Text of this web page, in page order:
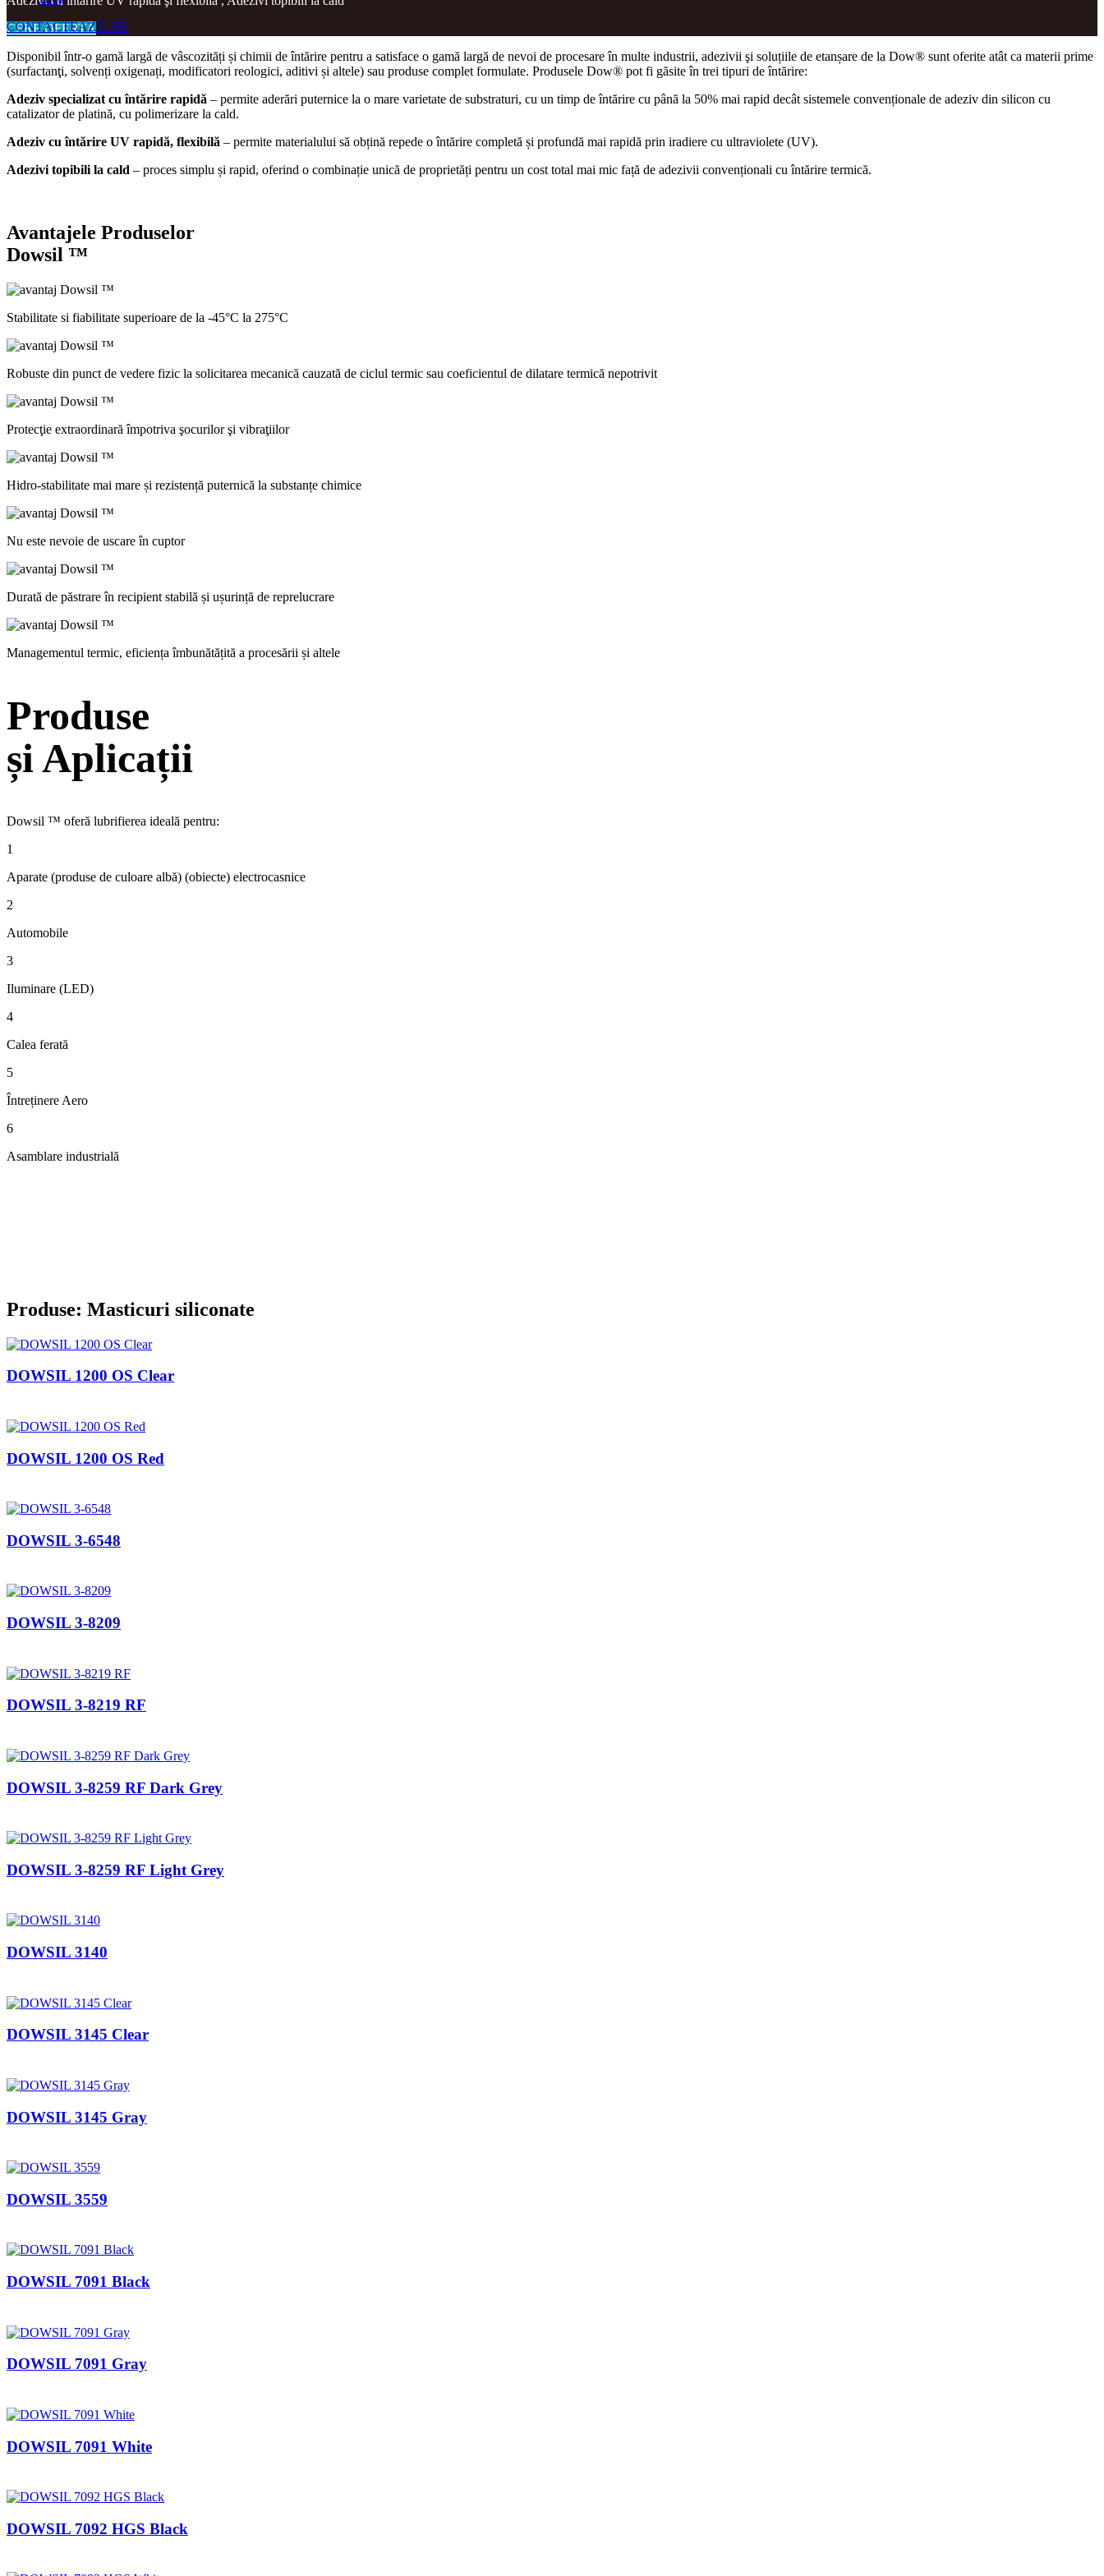
CONTACTEAZĂ-NE
CERE OFERTĂ
Disponibil într-o gamă largă de vâscozități și chimii de întărire pentru a satisface o gamă largă de nevoi de procesare în multe industrii, adezivii şi soluțiile de etanșare de la Dow® sunt oferite atât ca materii prime
(surfactanţi, solvenți oxigenați, modificatori reologici, aditivi și altele) sau produse complet formulate. Produsele Dow® pot fi găsite în trei tipuri de întărire:
Adeziv specializat cu întărire rapidă – permite aderări puternice la o mare varietate de substraturi, cu un timp de întărire cu până la 50% mai rapid decât sistemele convenționale de adeziv din silicon cu
catalizator de platină, cu polimerizare la cald.
Adeziv cu întărire UV rapidă, flexibilă – permite materialului să obțină repede o întărire completă și profundă mai rapidă prin iradiere cu ultraviolete (UV).
Adezivi topibili la cald – proces simplu și rapid, oferind o combinație unică de proprietăți pentru un cost total mai mic față de adezivii convenționali cu întărire termică.
Avantajele Produselor
Dowsil ™
Stabilitate si fiabilitate superioare de la -45°C la 275°C
Robuste din punct de vedere fizic la solicitarea mecanică cauzată de ciclul termic sau coeficientul de dilatare termică nepotrivit
Protecţie extraordinară împotriva şocurilor şi vibraţiilor
Hidro-stabilitate mai mare și rezistență puternică la substanțe chimice
Nu este nevoie de uscare în cuptor
Durată de păstrare în recipient stabilă și ușurință de reprelucrare
Managementul termic, eficiența îmbunătățită a procesării și altele
Produse
și Aplicații
Dowsil ™ oferă lubrifierea ideală pentru:
1
Aparate (produse de culoare albă) (obiecte) electrocasnice
2
Automobile
3
Iluminare (LED)
4
Calea ferată
5
Întreținere Aero
6
Asamblare industrială
Produse: Masticuri siliconate
DOWSIL 1200 OS Clear
DOWSIL 1200 OS Red
DOWSIL 3-6548
DOWSIL 3-8209
DOWSIL 3-8219 RF
DOWSIL 3-8259 RF Dark Grey
DOWSIL 3-8259 RF Light Grey
DOWSIL 3140
DOWSIL 3145 Clear
DOWSIL 3145 Gray
DOWSIL 3559
DOWSIL 7091 Black
DOWSIL 7091 Gray
DOWSIL 7091 White
DOWSIL 7092 HGS Black